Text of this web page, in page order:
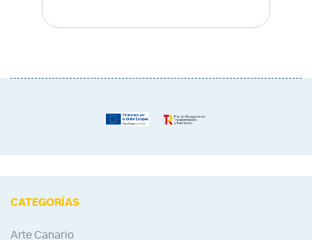
CATEGORÍAS
Arte Canario